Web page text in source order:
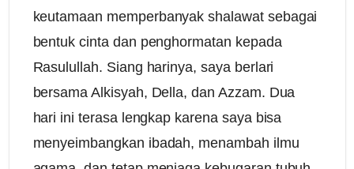
keutamaan memperbanyak shalawat sebagai
bentuk cinta dan penghormatan kepada
Rasulullah. Siang harinya, saya berlari
bersama Alkisyah, Della, dan Azzam. Dua
hari ini terasa lengkap karena saya bisa
menyeimbangkan ibadah, menambah ilmu